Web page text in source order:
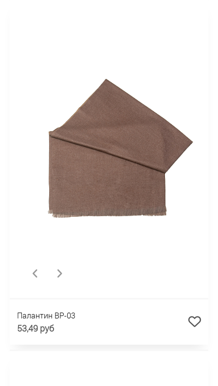
Палантин BP-03
53,49 руб